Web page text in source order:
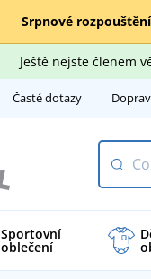
Srpnové
Ještě nejste členem
Časté dotazy
Sportovní
oblečení